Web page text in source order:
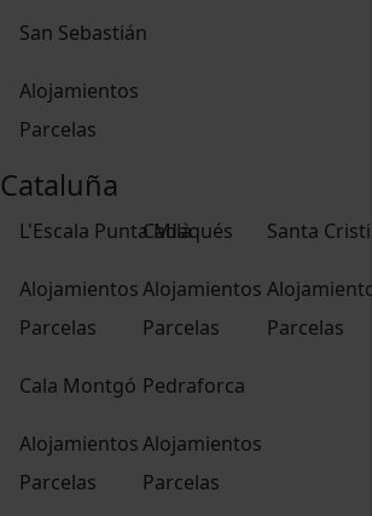
San Sebastián
Alojamientos
Parcelas
Cataluña
L'Escala Punta Milà
Alojamientos
Parcelas
Cadaqués
Alojamientos
Parcelas
Santa
Parcelas
Cala Montgó
Alojamientos
Parcelas
Pedraforca
Alojamientos
Parcelas